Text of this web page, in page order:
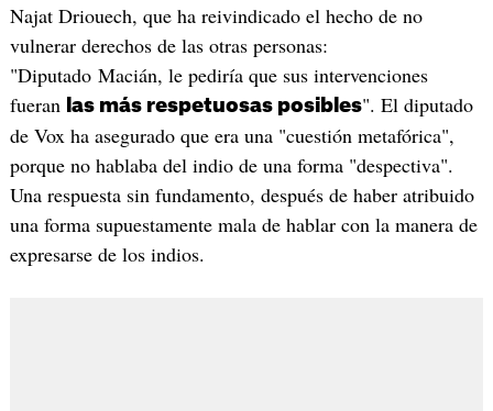
Najat Driouech, que ha reivindicado el hecho de no
vulnerar derechos de las otras personas:
"Diputado Macián, le pediría que sus intervenciones
fueran
las más respetuosas posibles". El diputado
de Vox ha asegurado que era una "cuestión metafórica",
porque no hablaba del indio de una forma "despectiva".
Una respuesta sin fundamento, después de haber atribuido
una forma supuestamente mala de hablar con la manera de
expresarse de los indios.